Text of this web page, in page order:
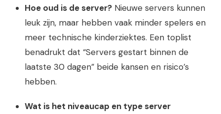
Hoe oud is de server? Nieuwe servers kunnen
leuk zijn, maar hebben vaak minder spelers en
meer technische kinderziektes. Een toplist
benadrukt dat “Servers gestart binnen de
laatste 30 dagen” beide kansen en risico’s
hebben.
Wat is het niveaucap en type server